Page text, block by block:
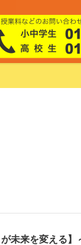
未来を変える